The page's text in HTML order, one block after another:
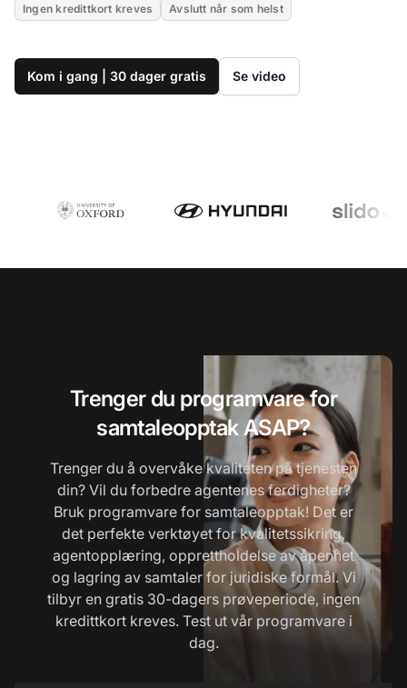
Ingen kredittkort kreves
Avslutt når som helst
Kom i gang | 30 dager gratis Se video
Trenger du programvare for
samtaleopptak ASAP?
Trenger du å overvåke kvaliteten på tjenesten
din? Vil du forbedre agentenes ferdigheter?
Bruk programvare for samtaleopptak! Det er
det perfekte verktøyet for kvalitetssikring,
agentopplæring, opprettholdelse av åpenhet
og lagring av samtaler for juridiske formål. Vi
tilbyr en gratis 30-dagers prøveperiode, ingen
kredittkort kreves. Test ut vår programvare i
dag.